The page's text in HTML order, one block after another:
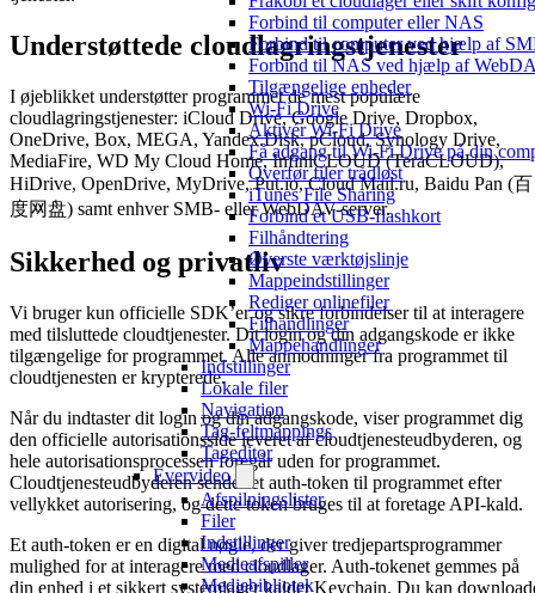
Forbind til computer eller NAS
Forbind til computer ved hjælp af
Forbind til NAS ved hjælp af
Tilgængelige enheder
Wi-Fi Drive
Aktivér Wi-Fi Drive
Få adgang til Wi-Fi Drive på din
Overfør filer trådløst
iTunes File Sharing
Forbind et USB-flashkort
Filhåndtering
Øverste værktøjslinje
Mappeindstillinger
Rediger onlinefiler
Filhandlinger
Mappehandlinger
Indstillinger
Lokale filer
Navigation
Tag-feltmappings
Tageditor
Evervideo
Afspilningslister
Filer
Indstillinger
Medieafspiller
Mediebibliotek
Understøttede cloudlagringstjenester
I øjeblikket understøtter programmet de mest populære
cloudlagringstjenester: iCloud Drive, Google Drive, Dropbox,
OneDrive, Box, MEGA, Yandex.Disk, pCloud, Synology Drive,
MediaFire, WD My Cloud Home, InfiniCLOUD (TeraCLOUD),
HiDrive, OpenDrive, MyDrive, Put.io, Cloud Mail.ru, Baidu Pan (百
度网盘) samt enhver SMB- eller WebDAV-server.
Sikkerhed og privatliv
Vi bruger kun officielle SDK’er og sikre forbindelser til at interagere
med tilsluttede cloudtjenester. Dit login og din adgangskode er ikke
tilgængelige for programmet. Alle anmodninger fra programmet til
cloudtjenesten er krypterede.
Når du indtaster dit login og din adgangskode, viser programmet dig
den officielle autorisationsside leveret af cloudtjenesteudbyderen, og
hele autorisationsprocessen foregår uden for programmet.
Cloudtjenesteudbyderen sender et auth-token til programmet efter
vellykket autorisering, og dette token bruges til at foretage API-kald.
Et auth-token er en digital nøgle, der giver tredjepartsprogrammer
mulighed for at interagere med cloudlager. Auth-tokenet gemmes på
din enhed i et sikkert systemlager kaldet Keychain. Du kan